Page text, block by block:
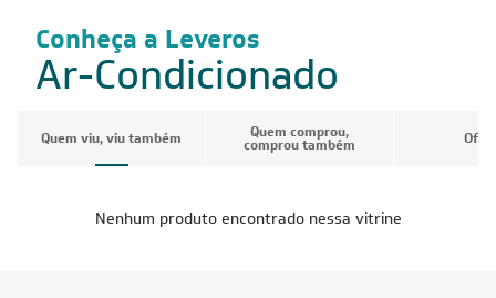
Conheça a Leveros
Ar-Condicionado
Quem viu, viu também Quem comprou,
comprou também
Nenhum produto encontrado nessa vitrine